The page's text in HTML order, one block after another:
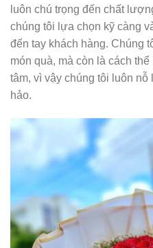
luôn chú trọng đến chất
chúng tôi lựa chọn kỹ càng
đến tay khách hàng. Chúng
món quà, mà còn là cách
tâm, vì vậy chúng tôi luôn
hảo.